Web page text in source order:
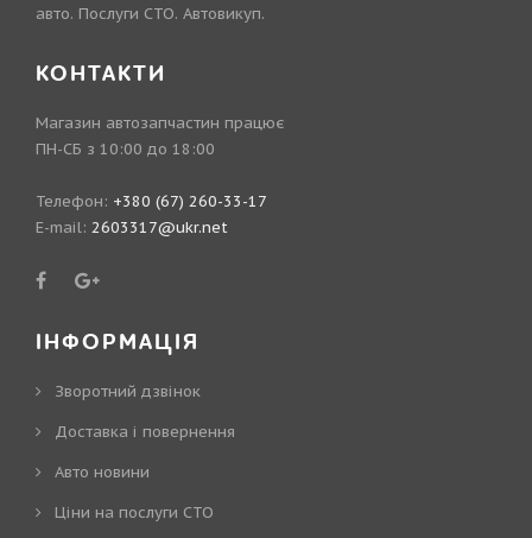
авто. Послуги СТО. Автовикуп.
КОНТАКТИ
Магазин автозапчастин працює
ПН-СБ з 10:00 до 18:00
Телефон: +380 (67) 260-33-17
E-mail: 2603317@ukr.net
ІНФОРМАЦІЯ
Зворотний дзвінок
Доставка і повернення
Авто новини
Ціни на послуги СТО